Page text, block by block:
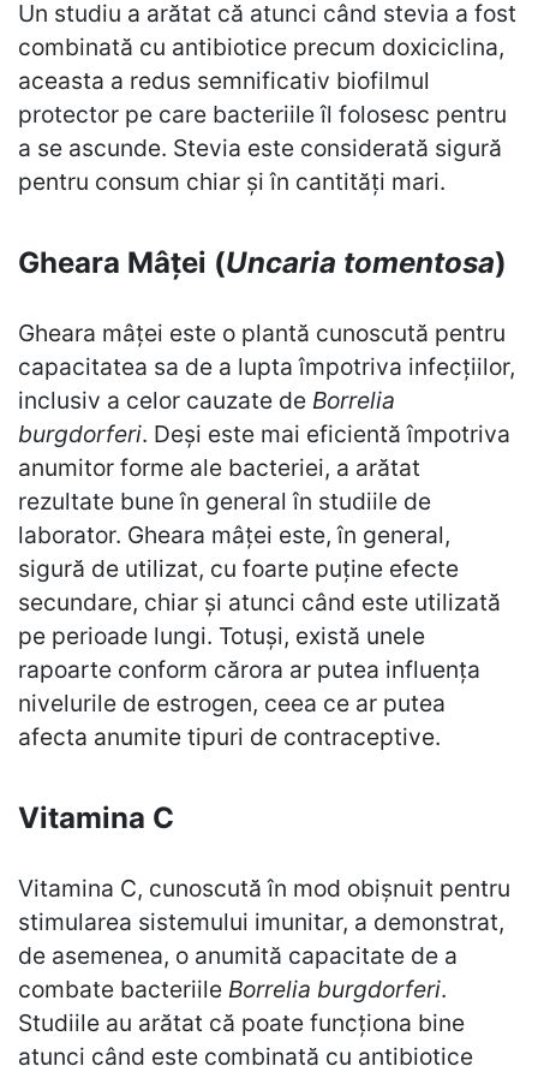
Un studiu a arătat că atunci când stevia a fost
combinată cu antibiotice precum doxiciclina,
aceasta a redus semnificativ biofilmul
protector pe care bacteriile îl folosesc pentru
a se ascunde. Stevia este considerată sigură
pentru consum chiar și în cantități mari.
Gheara Mâței (Uncaria tomentosa)
Gheara mâței este o plantă cunoscută pentru
capacitatea sa de a lupta împotriva infecțiilor,
inclusiv a celor cauzate de Borrelia
burgdorferi. Deși este mai eficientă împotriva
anumitor forme ale bacteriei, a arătat
rezultate bune în general în studiile de
laborator. Gheara mâței este, în general,
sigură de utilizat, cu foarte puține efecte
secundare, chiar și atunci când este utilizată
pe perioade lungi. Totuși, există unele
rapoarte conform cărora ar putea influența
nivelurile de estrogen, ceea ce ar putea
afecta anumite tipuri de contraceptive.
Vitamina C
Vitamina C, cunoscută în mod obișnuit pentru
stimularea sistemului imunitar, a demonstrat,
de asemenea, o anumită capacitate de a
combate bacteriile Borrelia burgdorferi.
Studiile au arătat că poate funcționa bine
atunci când este combinată cu antibiotice